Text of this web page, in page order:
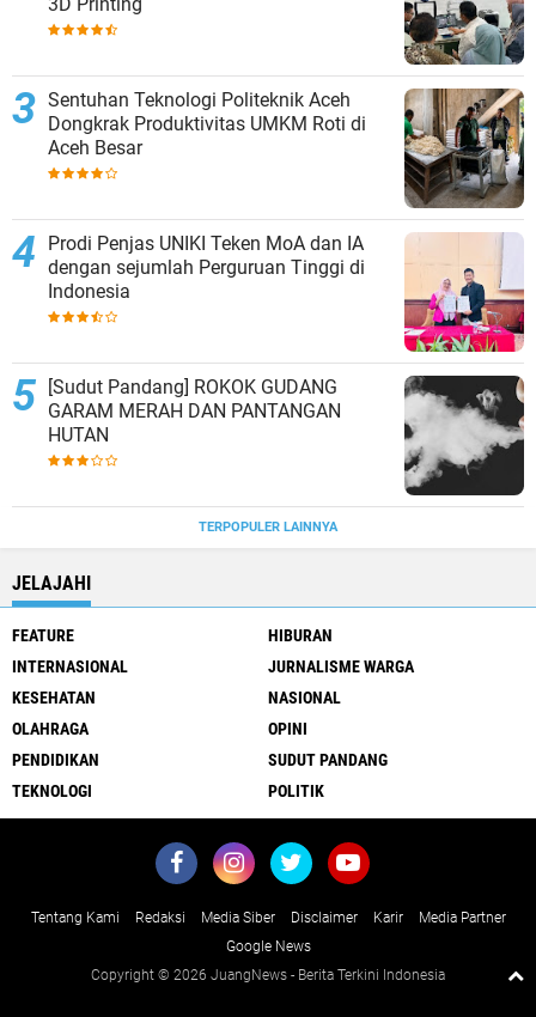
Sentuhan Teknologi Politeknik Aceh
Dongkrak Produktivitas UMKM Roti di
Aceh Besar
Prodi Penjas UNIKI Teken MoA dan IA
dengan sejumlah Perguruan Tinggi di
Indonesia
[Sudut Pandang] ROKOK GUDANG
GARAM MERAH DAN PANTANGAN
HUTAN
TERPOPULER LAINNYA
JELAJAHI
FEATURE
HIBURAN
INTERNASIONAL
JURNALISME WARGA
KESEHATAN
NASIONAL
OLAHRAGA
OPINI
PENDIDIKAN
SUDUT PANDANG
TEKNOLOGI
POLITIK
Tentang Kami Redaksi Media Siber Disclaimer Karir
Media Partner
Google News
Copyright © 2026 JuangNews - Berita Terkini Indonesia